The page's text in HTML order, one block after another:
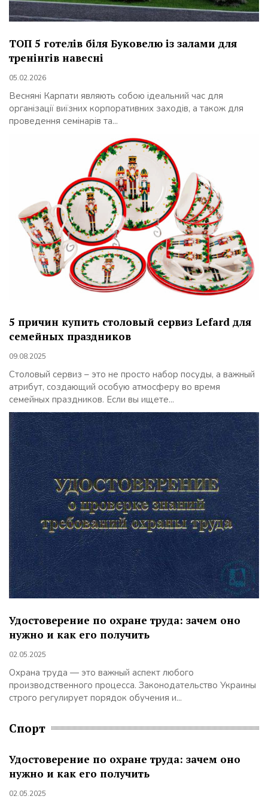
ТОП 5 готелів біля Буковелю із залами для
тренінгів навесні
05.02.2026
Весняні Карпати являють собою ідеальний час для
організації виїзних корпоративних заходів, а також для
проведення семінарів та...
5 причин купить столовый сервиз Lefard для
семейных праздников
09.08.2025
Столовый сервиз – это не просто набор посуды, а важный
атрибут, создающий особую атмосферу во время
семейных праздников. Если вы ищете...
Удостоверение по охране труда: зачем оно
нужно и как его получить
02.05.2025
Охрана труда — это важный аспект любого
производственного процесса. Законодательство Украины
строго регулирует порядок обучения и...
Спорт
Удостоверение по охране труда: зачем оно
нужно и как его получить
02.05.2025